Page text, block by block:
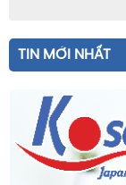
TIN MỚI NHẤT